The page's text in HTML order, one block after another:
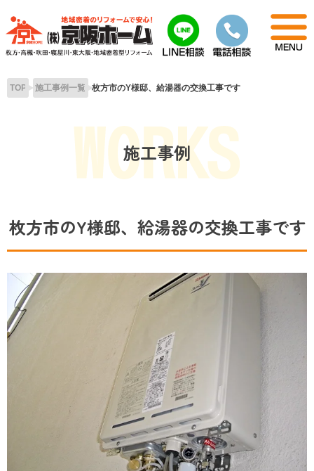
content
TOP 施工事例一覧 枚方市のY様邸、給湯器の交換工事です
施工事例
枚方市のY様邸、給湯器の交換工事です